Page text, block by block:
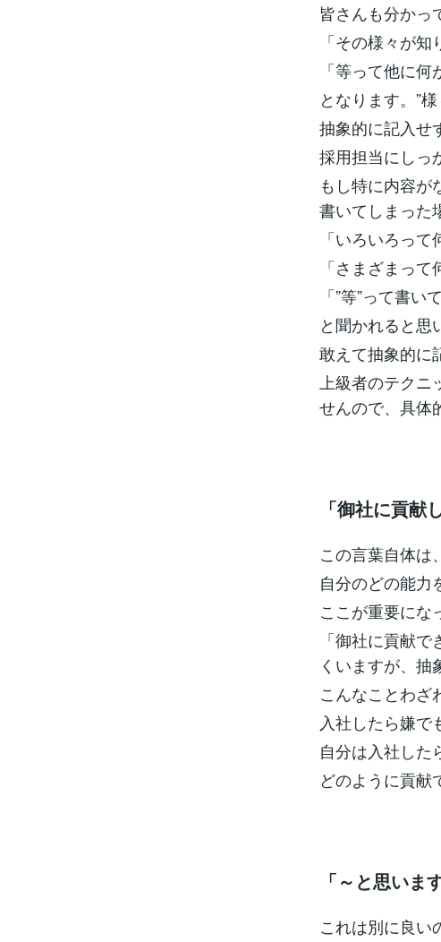
皆さんも分かっ
「その様々が
「等って他に
となります。”
抽象的に記入せ
採用担当にしっ
もし特に内容が
書いてしまった
「いろいろって
「さまざまって
「”等”って書い
と聞かれると思
敢えて抽象的に
上級者のテク
せんので、具体
「御社に貢献
この言葉自体は
自分のどの能力
ここが重要にな
「御社に貢献
くいますが、抽
こんなことわざ
入社したら嫌で
自分は入社した
どのように貢献
「～と思いま
これは別に良い